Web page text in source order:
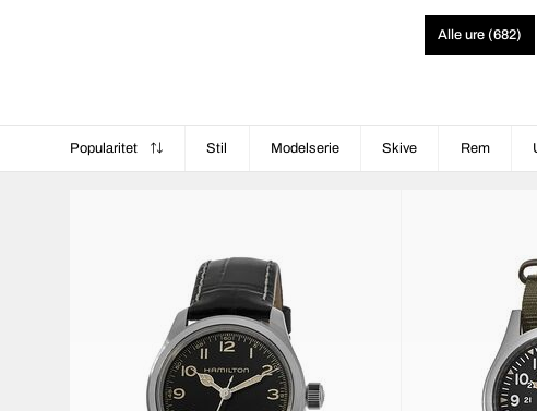
Alle ure (682)
Popularitet Stil Modelserie Skive Rem